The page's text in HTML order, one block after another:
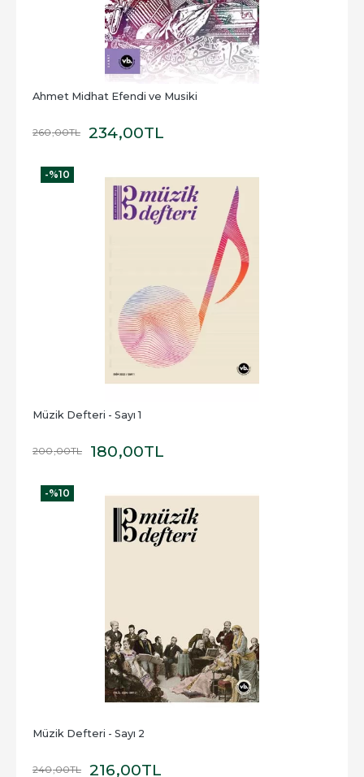
Ahmet Midhat Efendi ve Musiki
260,00TL 234,00TL
-%10
Müzik Defteri - Sayı 1
200,00TL 180,00TL
-%10
Müzik Defteri - Sayı 2
240,00TL 216,00TL